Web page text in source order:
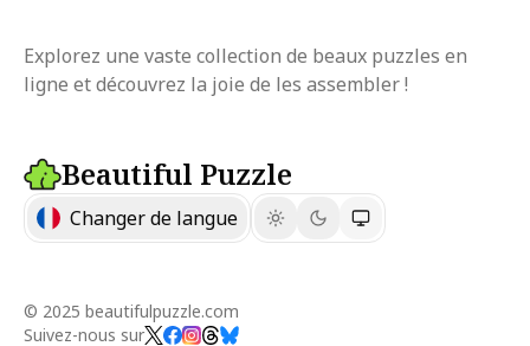
Explorez une vaste collection de beaux puzzles en
ligne et découvrez la joie de les assembler !
Beautiful Puzzle
Changer de langue
© 2025 beautifulpuzzle.com
Suivez-nous sur